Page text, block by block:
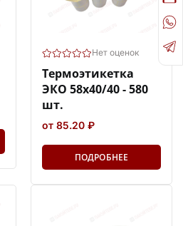
Нет оценок
Термоэтикетка
ЭКО 58х40/40 - 580
шт.
от 85.20 ₽
ПОДРОБНЕЕ